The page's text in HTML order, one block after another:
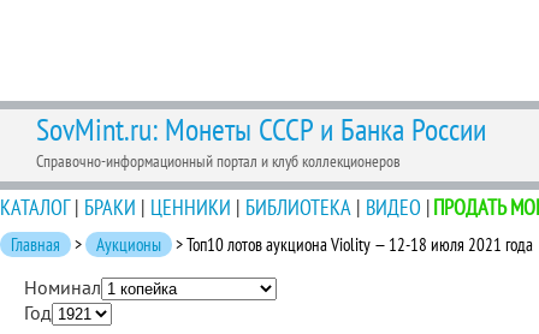
SovMint.ru: Монеты СССР и Банка России
Справочно-информационный портал и клуб коллекционеров
КАТАЛОГ| БРАКИ | ЦЕННИКИ | БИБЛИОТЕКА | ВИДЕО |ПРОДАТЬ
Главная > Аукционы > Топ10 лотов аукциона Violity — 12-18 июля 2021 года
Номинал
Год